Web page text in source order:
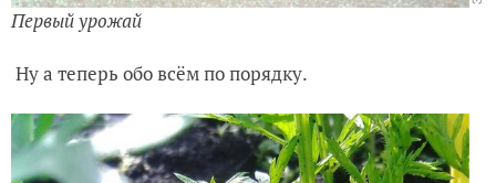
Первый урожай
Ну а теперь обо всём по порядку.